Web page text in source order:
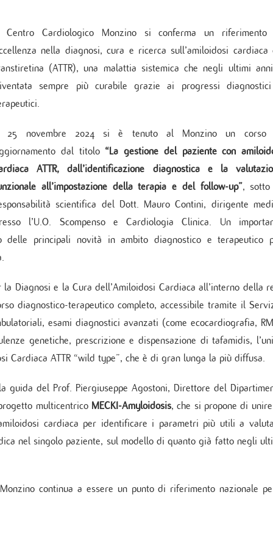
cronico
Vein Center
Pronto soccorso
E SERVIZI
vascolare
sforzo e Holter
di Cardiogenetica
clinico
cardiovascolare
di Genetica
dei tessuti cardiovascolari
multiparametrico
Rare
critica
interventistica
cardiovascolare
peri-operatoria e Imaging
Linee Guida
Centro Cardiologico Monzino si conferma un
nella diagnosi, cura e ricerca sull’amiloidosi cardiaca
(ATTR), una malattia sistemica che negli ultimi
sempre più curabile grazie ai progressi
25 novembre 2024 si è tenuto al Monzino un corso
dal titolo “La gestione del paziente con
ATTR, dall’identificazione diagnostica e la
all’impostazione della terapia e del follow-up”,
scientifica del Dott. Mauro Contini, dirigente
l’U.O. Scompenso e Cardiologia Clinica. Un
delle principali novità in ambito diagnostico e terapeutico
Diagnosi e la Cura dell’Amiloidosi Cardiaca all’interno della
diagnostico-terapeutico completo, accessibile tramite il
esami diagnostici avanzati (come ecocardiografia,
genetiche, prescrizione e dispensazione di tafamidis,
Cardiaca ATTR “wild type”, che è di gran lunga la più diffusa.
guida del Prof. Piergiuseppe Agostoni, Direttore del
multicentrico MECKI-Amyloidosis, che si propone di
cardiaca per identificare i parametri più utili a
nel singolo paziente, sul modello di quanto già fatto negli
continua a essere un punto di riferimento nazionale